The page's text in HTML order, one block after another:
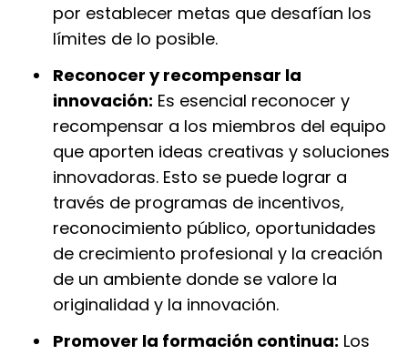
por establecer metas que desafían los
límites de lo posible.
Reconocer y recompensar la
innovación: Es esencial reconocer y
recompensar a los miembros del equipo
que aporten ideas creativas y soluciones
innovadoras. Esto se puede lograr a
través de programas de incentivos,
reconocimiento público, oportunidades
de crecimiento profesional y la creación
de un ambiente donde se valore la
originalidad y la innovación.
Promover la formación continua: Los